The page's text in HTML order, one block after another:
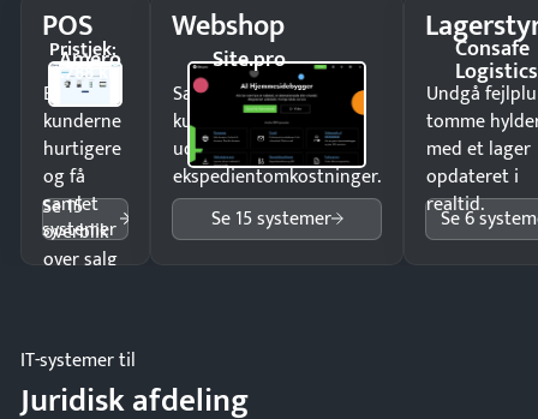
POS
Amero
Pristjek:
4.788 kr
Ekspedér
kunderne
hurtigere
og få
samlet
overblik
over salg
Se 15
systemer
Webshop
Site.pro
Sælg produkter 24/7 til
kunder i hele landet
uden
ekspedientomkostninger.
Se 15 systemer
Consafe
Logistics
Undgå
tomme
med et lager
opdateret i
realtid.
Se 6
IT-systemer til
Juridisk afdeling